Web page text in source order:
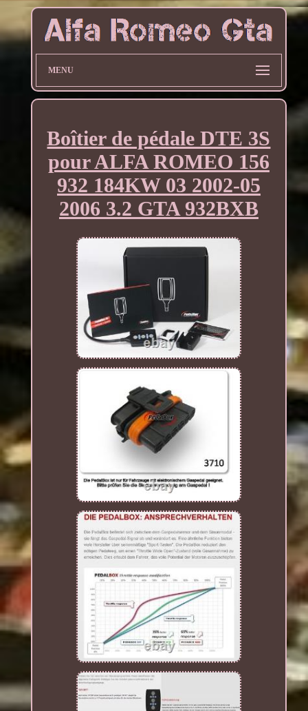
MENU
Boîtier de pédale DTE 3S
pour ALFA ROMEO 156
932 184KW 03 2002-05
2006 3.2 GTA 932BXB